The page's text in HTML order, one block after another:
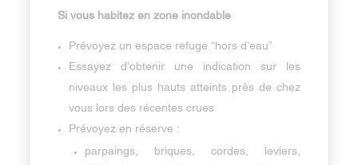
Si vous habitez en zone inondable
Prévoyez un espace refuge “hors d’eau”
Essayez d’obtenir une indication sur les
niveaux les plus hauts atteints près de chez
vous lors des récentes crues
Prévoyez en réserve :
parpaings, briques, cordes, leviers,